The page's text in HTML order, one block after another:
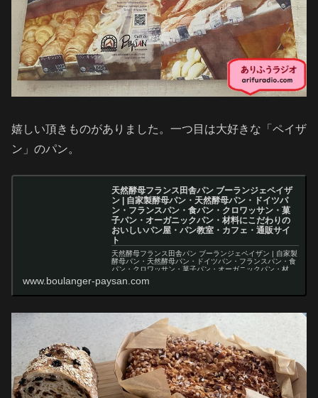
嬉しい頂きものがありました。一つ目は大好きな「ペイザ
ン」のパン。
天然酵母フランス田舎パン ブーランジェペイザ
ン | 自家製酵母パン・天然酵母パン・ドイツパ
ン・フランスパン・食パン・クロワッサン・菓
子パン・オーガニックパン・材料にこだわりの
おいしいパン屋・パン教室・カフェ・通販サイ
ト
天然酵母フランス田舎パン ブーランジェペイザン | 自家製
酵母パン・天然酵母パン・ドイツパン・フランスパン・食
パン・クロワッサン・菓子パン・オーガニックパン・材料
イト
www.boulanger-paysan.com